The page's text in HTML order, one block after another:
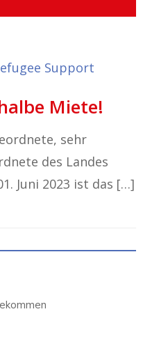
Support
Miete!
sehr
des Landes
Juni 2023 ist das […]